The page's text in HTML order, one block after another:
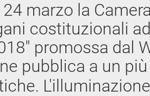
marzo la
costituzionali
promossa dal
pubblica a un